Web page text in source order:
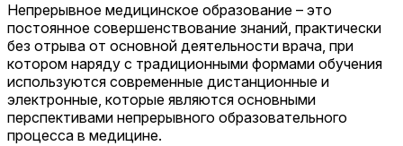
Непрерывное медицинское образование – это
постоянное совершенствование знаний, практически
без отрыва от основной деятельности врача, при
котором наряду с традиционными формами обучения
используются современные дистанционные и
электронные, которые являются основными
перспективами непрерывного образовательного
процесса в медицине.